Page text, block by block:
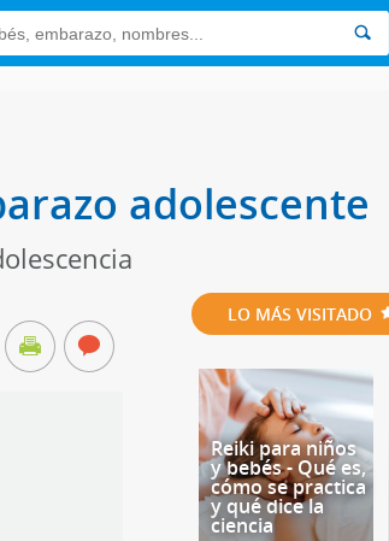
adolescente
LO MÁS VISITADO
Reiki para niños
y bebés - Qué es,
cómo se practica
y qué dice la
ciencia